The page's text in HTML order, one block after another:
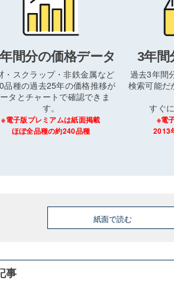
間分の価格データ
・スクラップ・非鉄金属など
品種の過去25年の価格推移が
タとチャートで確認できま
す。
※電子版プレミアムは紙面掲載
ほぼ全品種の約240品種
3年間
過去3年間
検索可能だ
すぐ
※電
2013
紙面で読む
事